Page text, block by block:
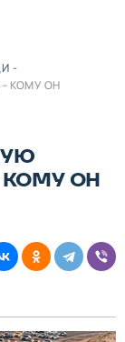
-
КОМУ ОН
ОН